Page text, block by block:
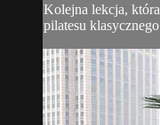
Kolejna lekcja,
pilatesu